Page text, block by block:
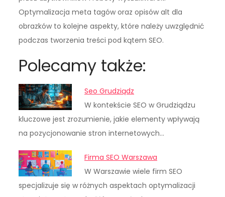
Optymalizacja meta tagów oraz opisów alt dla
obrazków to kolejne aspekty, które należy uwzględnić
podczas tworzenia treści pod kątem SEO.
Polecamy także:
Seo Grudziądz
W kontekście SEO w Grudziądzu
kluczowe jest zrozumienie, jakie elementy wpływają
na pozycjonowanie stron internetowych…
Firma SEO Warszawa
W Warszawie wiele firm SEO
specjalizuje się w różnych aspektach optymalizacji